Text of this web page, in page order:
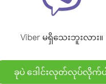
Viber မရှိသေးဘူးလား။
ခုပဲ ဒေါင်းလုတ်လုပ်လိုက်ပ